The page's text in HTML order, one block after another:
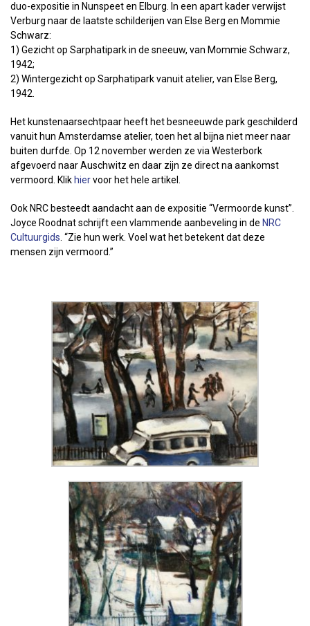
duo-expositie in Nunspeet en Elburg. In een apart kader verwijst
Verburg naar de laatste schilderijen van Else Berg en Mommie
Schwarz:
1) Gezicht op Sarphatipark in de sneeuw, van Mommie Schwarz,
1942;
2) Wintergezicht op Sarphatipark vanuit atelier, van Else Berg,
1942.
Het kunstenaarsechtpaar heeft het besneeuwde park geschilderd
vanuit hun Amsterdamse atelier, toen het al bijna niet meer naar
buiten durfde. Op 12 november werden ze via Westerbork
afgevoerd naar Auschwitz en daar zijn ze direct na aankomst
vermoord. Klik hiervoor het hele artikel.
Ook NRC besteedt aandacht aan de expositie “Vermoorde kunst”.
Joyce Roodnat schrijft een vlammende aanbeveling in de NRC
Cultuurgids . “Zie hun werk. Voel wat het betekent dat deze
mensen zijn vermoord.”